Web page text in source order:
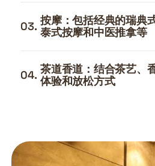
03. 按摩：包括经典的瑞典
泰式按摩和中医推拿等
04. 茶道香道：结合茶艺、
体验和放松方式